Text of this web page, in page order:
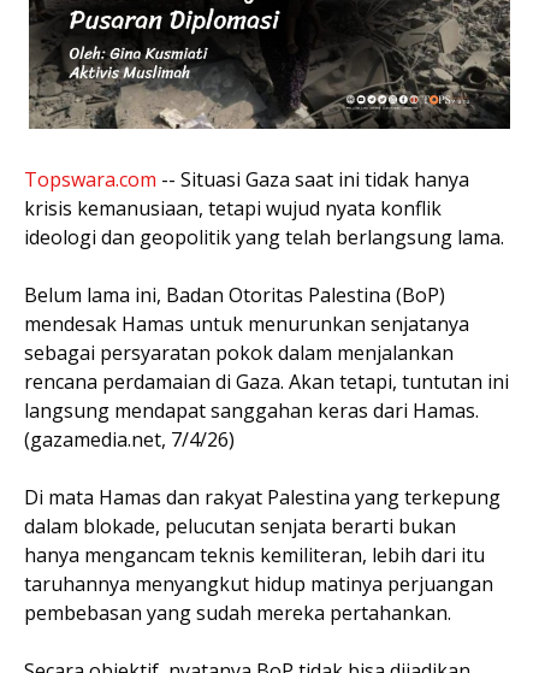
Topswara.com -- Situasi Gaza saat ini tidak hanya
krisis kemanusiaan, tetapi wujud nyata konflik
ideologi dan geopolitik yang telah berlangsung lama.
Belum lama ini, Badan Otoritas Palestina (BoP)
mendesak Hamas untuk menurunkan senjatanya
sebagai persyaratan pokok dalam menjalankan
rencana perdamaian di Gaza. Akan tetapi, tuntutan ini
langsung mendapat sanggahan keras dari Hamas.
(gazamedia.net, 7/4/26)
Di mata Hamas dan rakyat Palestina yang terkepung
dalam blokade, pelucutan senjata berarti bukan
hanya mengancam teknis kemiliteran, lebih dari itu
taruhannya menyangkut hidup matinya perjuangan
pembebasan yang sudah mereka pertahankan.